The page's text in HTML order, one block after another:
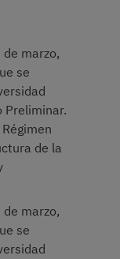
marzo,
se
Preliminar.
de la
marzo,
se